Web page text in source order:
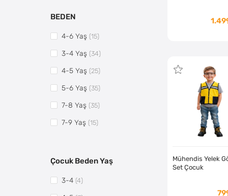
Mühendis Yelek
Set Çocuk
BEDEN
4-6 Yaş (15)
3-4 Yaş (34)
4-5 Yaş (25)
5-6 Yaş (35)
7-8 Yaş (35)
7-9 Yaş (15)
10-12 Yaş (15)
Çocuk Beden Yaş
3-4 (4)